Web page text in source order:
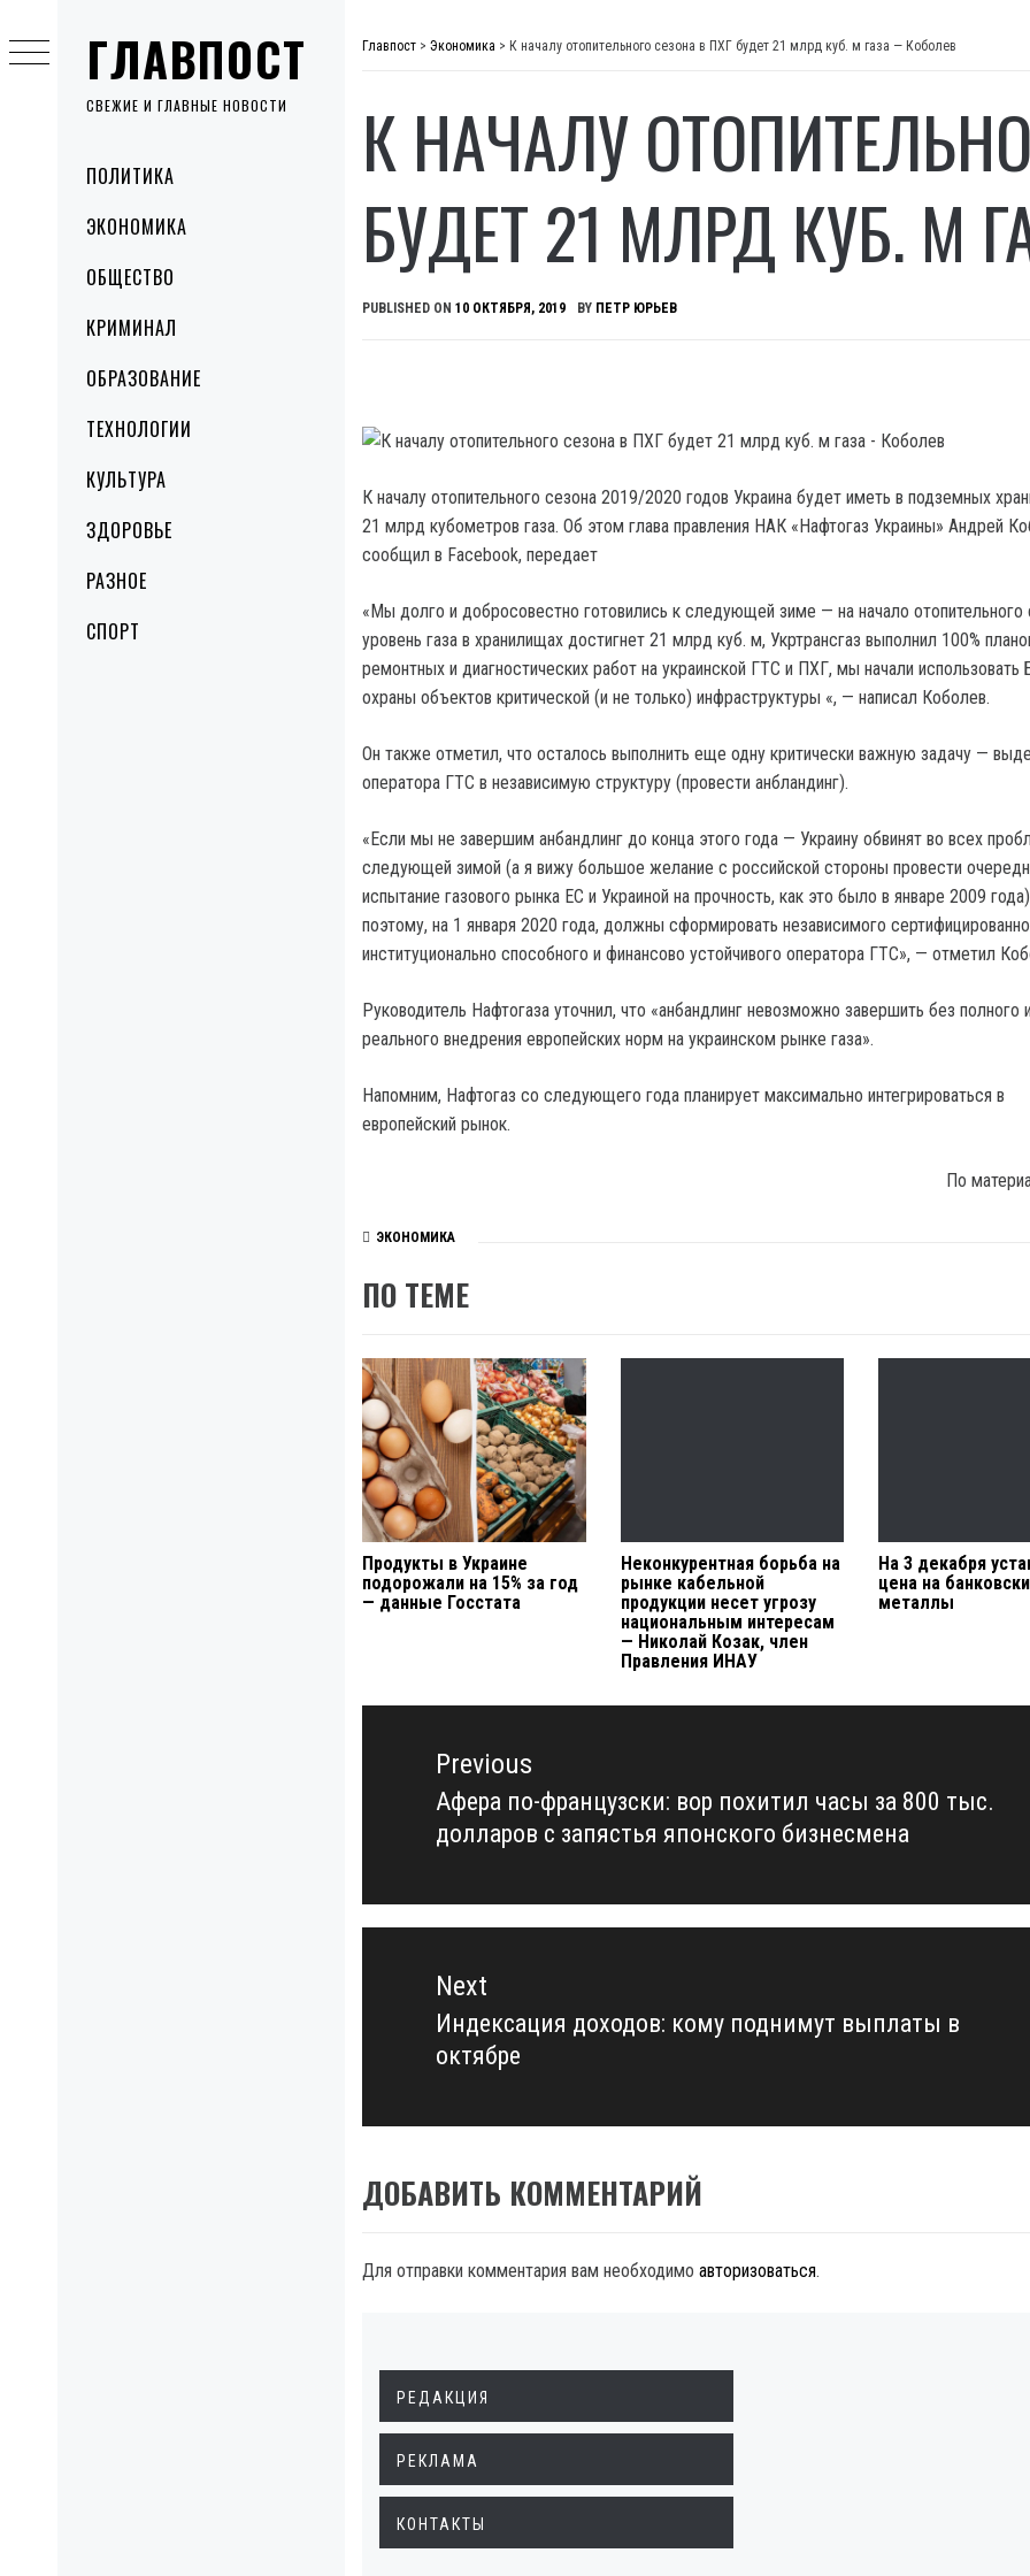
ГЛАВПОСТ
СВЕЖИЕ И ГЛАВНЫЕ НОВОСТИ
MenuПОЛИТИКА
ЭКОНОМИКА
ОБЩЕСТВО
КРИМИНАЛ
ОБРАЗОВАНИЕ
ТЕХНОЛОГИИ
КУЛЬТУРА
ЗДОРОВЬЕ
РАЗНОЕ
СПОРТ
to
content
Главпост > Экономика > К началу отопительного сезона в ПХГ будет 21 млрд куб. м газа — Коболев
К НАЧАЛУ
БУДЕТ 21 МЛРД КУБ. М
PUBLISHED ON 10 ОКТЯБРЯ, 2019 BY ПЕТР ЮРЬЕВ
К началу отопительного сезона 2019/2020 годов Украина будет иметь в подземных
21 млрд кубометров газа. Об этом глава правления НАК «Нафтогаз Украины» Андрей
сообщил в Facebook, передает
«Мы долго и добросовестно готовились к следующей зиме — на начало отопительного
уровень газа в хранилищах достигнет 21 млрд куб. м, Укртрансгаз выполнил 100%
ремонтных и диагностических работ на украинской ГТС и ПХГ, мы начали
охраны объектов критической (и не только) инфраструктуры «, — написал Коболев.
Он также отметил, что осталось выполнить еще одну критически важную задачу —
оператора ГТС в независимую структуру (провести анбландинг).
«Если мы не завершим анбандлинг до конца этого года — Украину обвинят во всех
следующей зимой (а я вижу большое желание с российской стороны провести
испытание газового рынка ЕС и Украиной на прочность, как это было в январе 2009
поэтому, на 1 января 2020 года, должны сформировать независимого
институционально способного и финансово устойчивого оператора ГТС», — отметил
Руководитель Нафтогаза уточнил, что «анбандлинг невозможно завершить без полного и
реального внедрения европейских норм на украинском рынке газа».
Напомним, Нафтогаз со следующего года планирует максимально интегрироваться в
европейский рынок.
По
ЭКОНОМИКА
ПО ТЕМЕ
Продукты в Украине
подорожали на 15% за год
— данные Госстата
Неконкурентная борьба на
рынке кабельной
продукции несет угрозу
национальным интересам
— Николай Козак, член
Правления ИНАУ
На 3 декабря
цена на
металлы
Навигация
записямPrevious
Previous
post:
Афера по-французски: вор похитил часы за 800 тыс.
долларов с запястья японского бизнесмена
Next
Next
post:
Индексация доходов: кому поднимут выплаты в
октябре
ДОБАВИТЬ КОММЕНТАРИЙ
Для отправки комментария вам необходимо авторизоваться.
РЕДАКЦИЯ
РЕКЛАМА
КОНТАКТЫ